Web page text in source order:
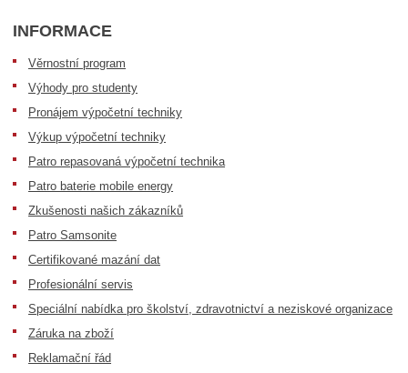
INFORMACE
Věrnostní program
Výhody pro studenty
Pronájem výpočetní techniky
Výkup výpočetní techniky
Patro repasovaná výpočetní technika
Patro baterie mobile energy
Zkušenosti našich zákazníků
Patro Samsonite
Certifikované mazání dat
Profesionální servis
Speciální nabídka pro školství, zdravotnictví a neziskové organizace
Záruka na zboží
Reklamační řád